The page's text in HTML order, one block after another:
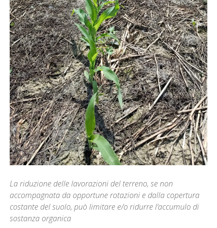
La riduzione delle lavorazioni del terreno, se non
accompagnata da opportune rotazioni e dalla copertura
costante del suolo, può limitare e/o ridurre l’accumulo di
sostanza organica